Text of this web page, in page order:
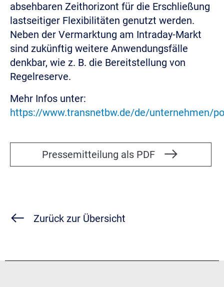
absehbaren Zeithorizont für die Erschließung
lastseitiger Flexibilitäten genutzt werden.
Neben der Vermarktung am Intraday-Markt
sind zukünftig weitere Anwendungsfälle
denkbar, wie z. B. die Bereitstellung von
Regelreserve.
Mehr Infos unter:
https://www.transnetbw.de/de/unternehmen/
Pressemitteilung als PDF
Zurück zur Übersicht